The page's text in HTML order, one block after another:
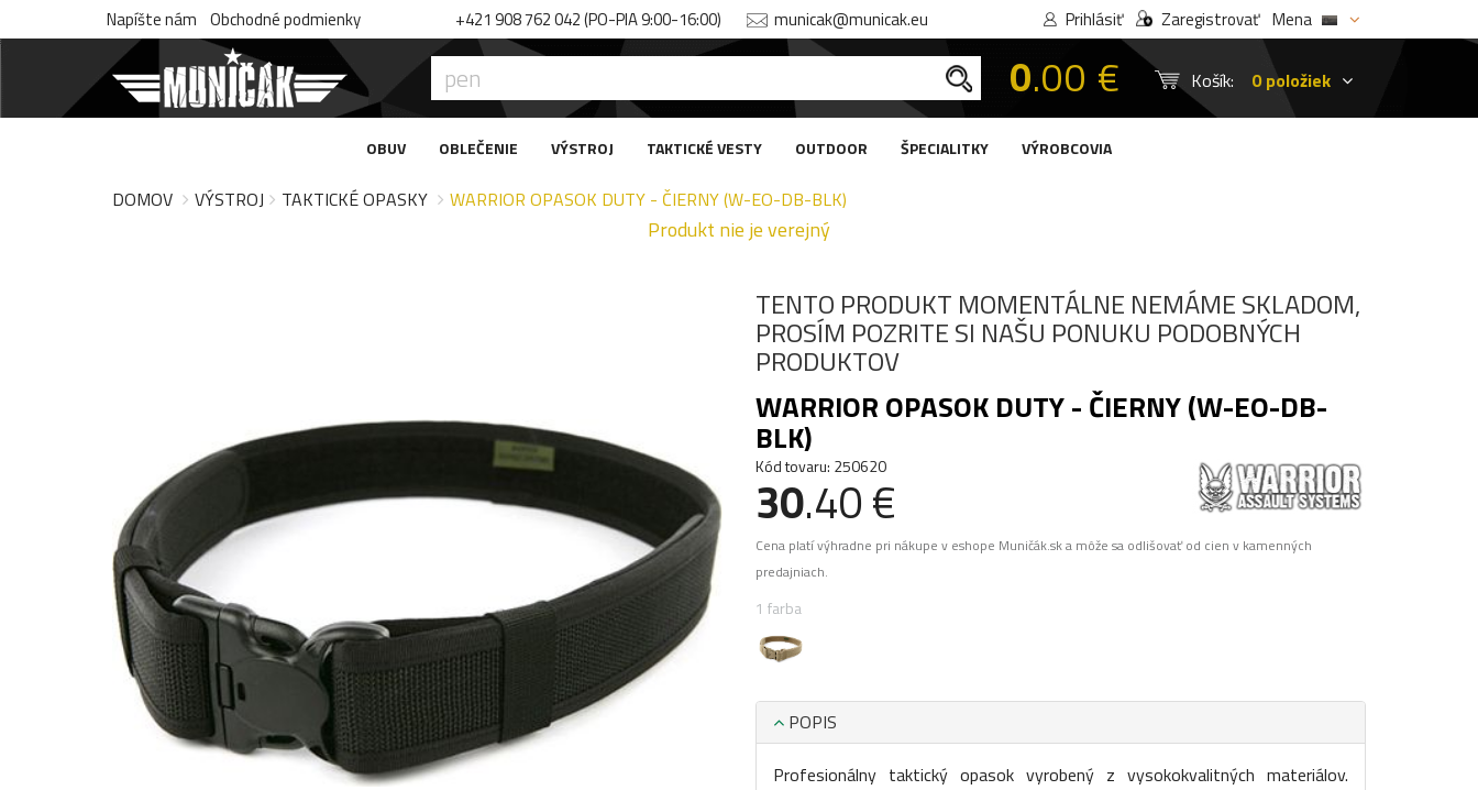
Napíšte nám Obchodné podmienky +421 908 762 042 (PO-PIA 9:00-16:00) municak@municak.eu Prihlásiť Zaregistrovať Mena
0.00 € Košík: 0 položiek
OBUV OBLEČENIE VÝSTROJ TAKTICKÉ VESTY OUTDOOR ŠPECIALITKY VÝROBCOVIA
DOMOV VÝSTROJ TAKTICKÉ OPASKY WARRIOR OPASOK DUTY - ČIERNY (W-EO-DB-BLK)
Produkt nie je verejný
TENTO PRODUKT MOMENTÁLNE NEMÁME SKLADOM,
PROSÍM POZRITE SI NAŠU PONUKU PODOBNÝCH
PRODUKTOV
WARRIOR OPASOK DUTY - ČIERNY (W-EO-DB-
BLK)
Kód tovaru: 250620
30.40 €
Cena platí výhradne pri nákupe v eshope Muničák.sk a môže sa odlišovať od cien v kamenných
predajniach.
1 farba
POPIS
Profesionálny taktický opasok vyrobený z vysokokvalitných materiálov.